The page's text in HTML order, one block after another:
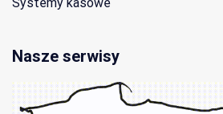
Nasze serwisy